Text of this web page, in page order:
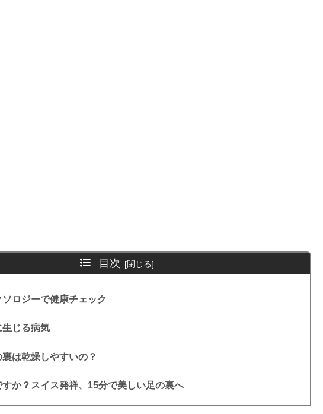
目次
ソロジーで健康チェック
生じる病気
は乾燥しやすいの？
すか？スイス発祥、15分で美しい足の裏へ